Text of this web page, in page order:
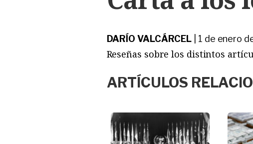
DARÍO VALCÁRCEL 1 de enero
Reseñas sobre los distintos
ARTÍCULOS